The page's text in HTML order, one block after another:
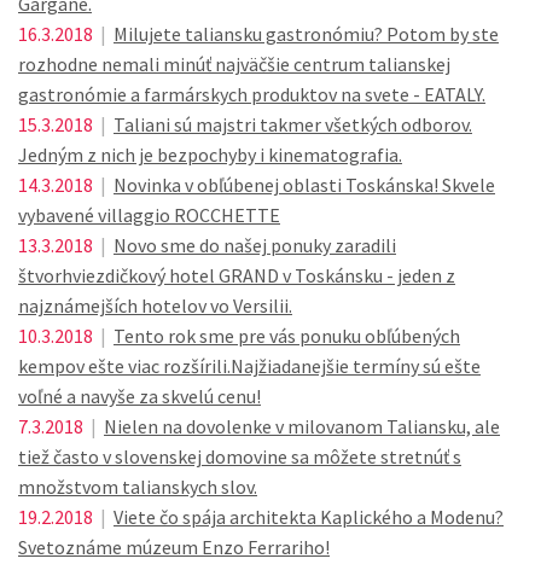
16.3.2018 | Milujete taliansku gastronómiu? Potom by ste
rozhodne nemali minúť najväčšie centrum talianskej
gastronómie a farmárskych produktov na svete - EATALY.
15.3.2018 | Taliani sú majstri takmer všetkých odborov.
Jedným z nich je bezpochyby i kinematografia.
14.3.2018 | Novinka v obľúbenej oblasti Toskánska! Skvele
vybavené villaggio ROCCHETTE
13.3.2018 | Novo sme do našej ponuky zaradili
štvorhviezdičkový hotel GRAND v Toskánsku - jeden z
najznámejších hotelov vo Versilii.
10.3.2018 | Tento rok sme pre vás ponuku obľúbených
kempov ešte viac rozšírili.Najžiadanejšie termíny sú ešte
voľné a navyše za skvelú cenu!
7.3.2018 | Nielen na dovolenke v milovanom Taliansku, ale
tiež často v slovenskej domovine sa môžete stretnúť s
množstvom talianskych slov.
19.2.2018 | Viete čo spája architekta Kaplického a Modenu?
Svetoznáme múzeum Enzo Ferrariho!